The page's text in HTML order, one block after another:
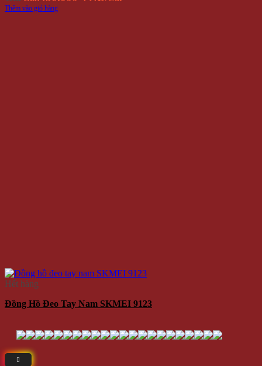
Thêm vào giỏ hàng
Hết hàng
Đồng Hồ Đeo Tay Nam SKMEI 9123